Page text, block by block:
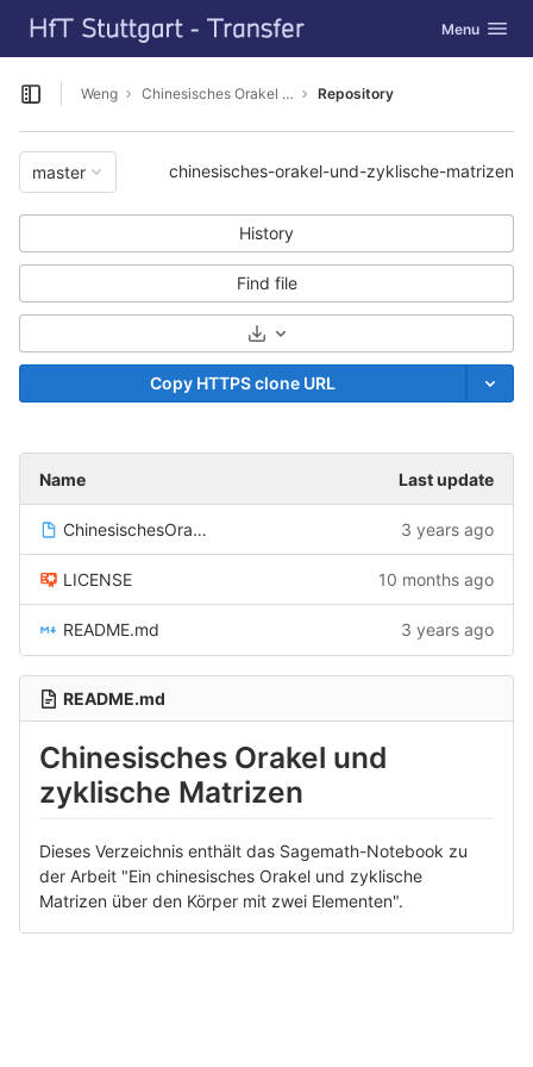
Skip to content
GitLab Toggle
Menu
Open sidebar
Weng Chinesisches Orakel und zyklische Matrizen Repository
master chinesisches-orakel-und-zyklische-matrizen
History
Find file
Select Archive Format
Copy HTTPS clone URL
Name Last update
ChinesischesOrakel.ipynb 3 years ago
LICENSE 10 months ago
README.md 3 years ago
README.md
Chinesisches Orakel und
zyklische Matrizen
Dieses Verzeichnis enthält das Sagemath-Notebook zu
der Arbeit "Ein chinesisches Orakel und zyklische
Matrizen über den Körper mit zwei Elementen".